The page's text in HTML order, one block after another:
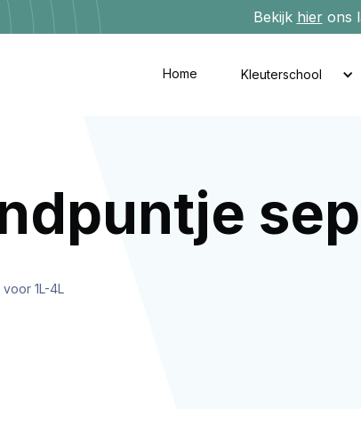
Bekijk hierons
Home Kleuterschool
1L-4L